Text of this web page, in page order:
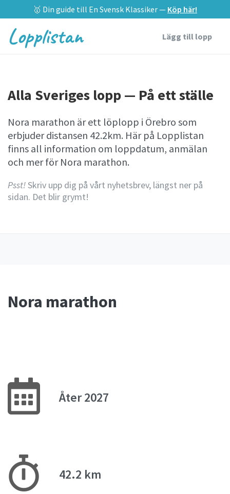
🥇 Din guide till En Svensk Klassiker — Köp här!
Lopplistan Lägg till lopp
Alla Sveriges lopp — På ett ställe
Nora marathon är ett löplopp i Örebro som
erbjuder distansen 42.2km. Här på Lopplistan
finns all information om loppdatum, anmälan
och mer för Nora marathon.
Psst!Skriv upp dig på vårt nyhetsbrev, längst ner på
sidan. Det blir grymt!
Nora marathon
Åter 2027
42.2 km